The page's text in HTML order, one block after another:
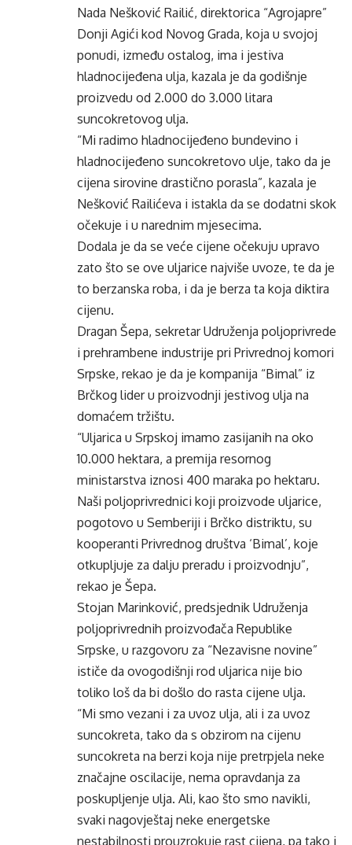
Nada Nešković Railić, direktorica “Agrojapre”
Donji Agići kod Novog Grada, koja u svojoj
ponudi, između ostalog, ima i jestiva
hladnocijeđena ulja, kazala je da godišnje
proizvedu od 2.000 do 3.000 litara
suncokretovog ulja.
“Mi radimo hladnocijeđeno bundevino i
hladnocijeđeno suncokretovo ulje, tako da je
cijena sirovine drastično porasla”, kazala je
Nešković Railićeva i istakla da se dodatni skok
očekuje i u narednim mjesecima.
Dodala je da se veće cijene očekuju upravo
zato što se ove uljarice najviše uvoze, te da je
to berzanska roba, i da je berza ta koja diktira
cijenu.
Dragan Šepa, sekretar Udruženja poljoprivrede
i prehrambene industrije pri Privrednoj komori
Srpske, rekao je da je kompanija “Bimal” iz
Brčkog lider u proizvodnji jestivog ulja na
domaćem tržištu.
“Uljarica u Srpskoj imamo zasijanih na oko
10.000 hektara, a premija resornog
ministarstva iznosi 400 maraka po hektaru.
Naši poljoprivrednici koji proizvode uljarice,
pogotovo u Semberiji i Brčko distriktu, su
kooperanti Privrednog društva ‘Bimal’, koje
otkupljuje za dalju preradu i proizvodnju”,
rekao je Šepa.
Stojan Marinković, predsjednik Udruženja
poljoprivrednih proizvođača Republike
Srpske, u razgovoru za “Nezavisne novine”
ističe da ovogodišnji rod uljarica nije bio
toliko loš da bi došlo do rasta cijene ulja.
“Mi smo vezani i za uvoz ulja, ali i za uvoz
suncokreta, tako da s obzirom na cijenu
suncokreta na berzi koja nije pretrpjela neke
značajne oscilacije, nema opravdanja za
poskupljenje ulja. Ali, kao što smo navikli,
svaki nagovještaj neke energetske
nestabilnosti prouzrokuje rast cijena, pa tako i